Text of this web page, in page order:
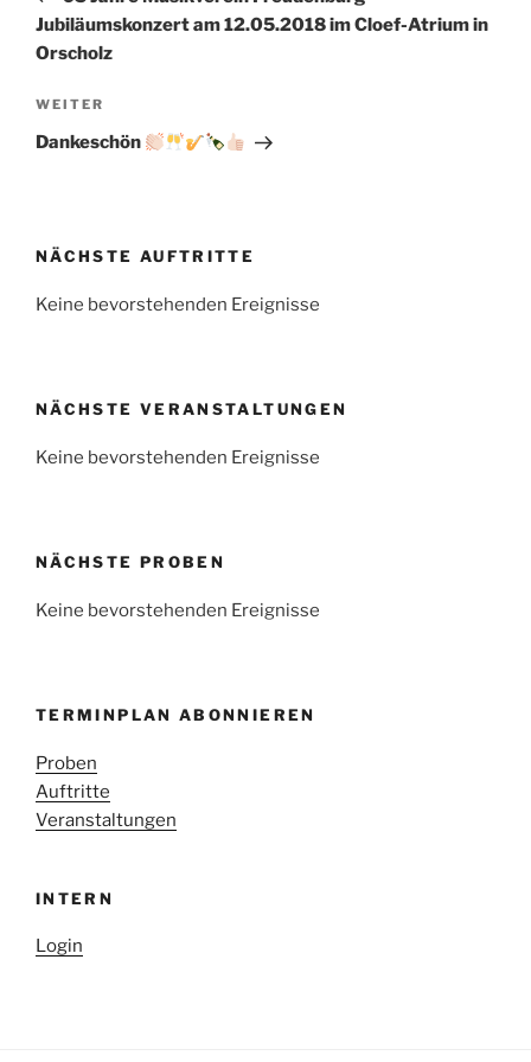
Jubiläumskonzert am 12.05.2018 im Cloef-Atrium in
Orscholz
Nächster
Beitrag
WEITER
Dankeschön
NÄCHSTE AUFTRITTE
Keine bevorstehenden Ereignisse
NÄCHSTE VERANSTALTUNGEN
Keine bevorstehenden Ereignisse
NÄCHSTE PROBEN
Keine bevorstehenden Ereignisse
TERMINPLAN ABONNIEREN
Proben
Auftritte
Veranstaltungen
INTERN
Login